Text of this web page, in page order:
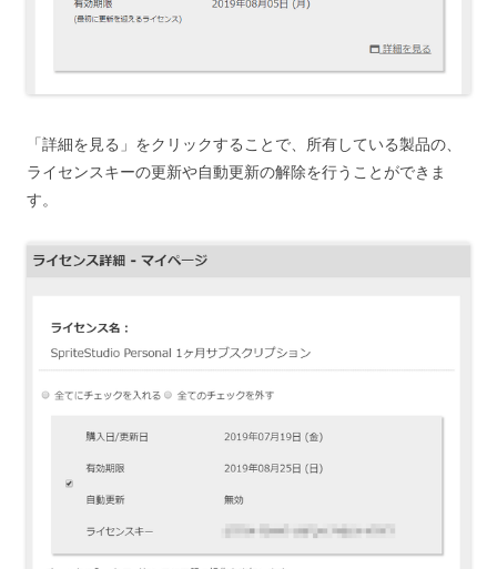
「詳細を見る」をクリックすることで、所有している製品の、
ライセンスキーの更新や自動更新の解除を行うことができま
す。